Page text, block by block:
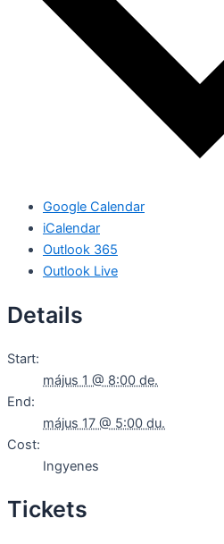
Google Calendar
iCalendar
Outlook 365
Outlook Live
Details
Start:
május 1 @ 8:00 de.
End:
május 17 @ 5:00 du.
Cost:
Ingyenes
Tickets